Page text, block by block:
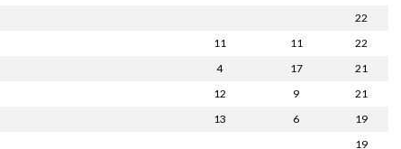
22
11 11
22
4 17
21
12 9
21
13 6
19
19